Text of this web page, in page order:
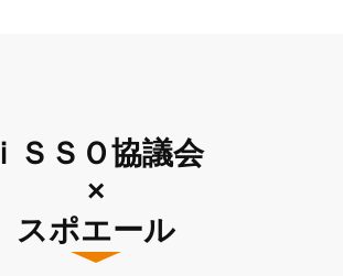
ｉＳＳＯ協議会
×
スポエール